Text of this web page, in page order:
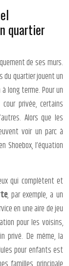
quartier
de ses murs.
du quartier jouent un
long terme. Pour un
privée, certains
Alors que les
voir un parc à
Shoebox, l’équation
qui complètent et
, par exemple, a un
en une aire de jeu
pour les voisins,
privé. De même, la
pour enfants est